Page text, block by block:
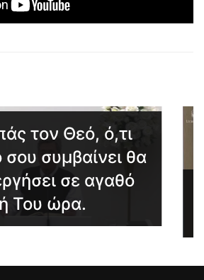
τον Θεό, ό,τι
συμβαίνει θα
σε αγαθό
Του ώρα.